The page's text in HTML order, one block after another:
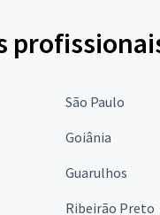
São Paulo
Goiânia
Guarulhos
Ribeirão Preto